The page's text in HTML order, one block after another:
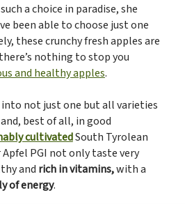
a choice in paradise, she
been able to choose just one
these crunchy fresh apples are
nothing to stop you
and healthy apples.
into not just one but all varieties
best of all, in good
cultivatedSouth Tyrolean
PGI not only taste very
and rich in vitamins,with a
of energy.